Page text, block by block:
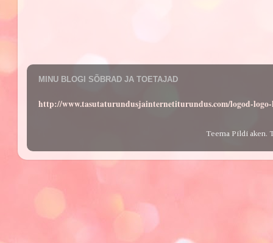
MINU BLOGI SÕBRAD JA TOETAJAD
http://www.tasutaturundusjainternetiturundus.com/logod-
Teema Pildi aken.